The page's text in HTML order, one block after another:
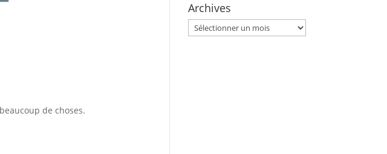
de choses.
Archives
Archives